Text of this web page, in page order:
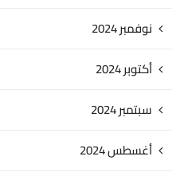
نوفمبر 2024
أكتوبر 2024
سبتمبر 2024
أغسطس 2024